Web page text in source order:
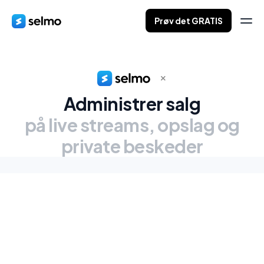
Prøv det GRATIS
Administrer salg
på live streams, opslag og
private beskeder